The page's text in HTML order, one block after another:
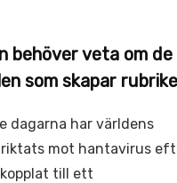
behöver veta om
som skapar
dagarna har världens
riktats mot hantavirus
till ett